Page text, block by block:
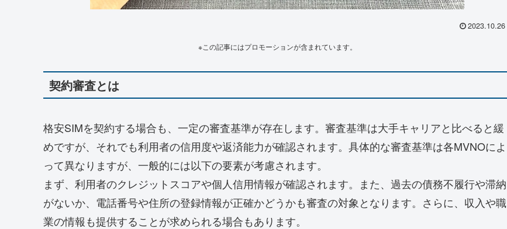
2023.10.26
※この記事にはプロモーションが含まれています。
契約審査とは
格安SIMを契約する場合も、一定の審査基準が存在します。審査基準は大手キャリアと比べると緩
めですが、それでも利用者の信用度や返済能力が確認されます。具体的な審査基準は各MVNOによ
って異なりますが、一般的には以下の要素が考慮されます。
まず、利用者のクレジットスコアや個人信用情報が確認されます。また、過去の債務不履行や滞納
がないか、電話番号や住所の登録情報が正確かどうかも審査の対象となります。さらに、収入や職
業の情報も提供することが求められる場合もあります。